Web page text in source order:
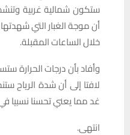
ستكون شمالية غربية
أن موجة الغبار التي
خلال الساعات المقبلة.
لافتا إلى أن شدة
غد مما يعني تحسنا نسبيا
انتهى.